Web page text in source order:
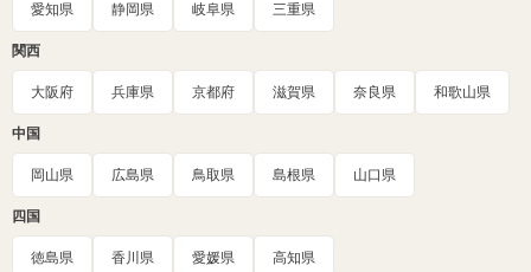
愛知県 静岡県 岐阜県 三重県
関西
大阪府 兵庫県 京都府 滋賀県 奈良県 和歌山県
中国
岡山県 広島県 鳥取県 島根県 山口県
四国
徳島県 香川県 愛媛県 高知県